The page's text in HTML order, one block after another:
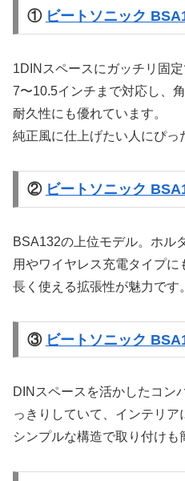
① ビートソニック
1DINスペースにガッチリ固
7〜10.5インチまで対応し、
耐久性にも優れています。
純正風に仕上げたい人にぴっ
② ビートソニック
BSA132の上位モデル。ホル
用やワイヤレス充電タイプに
長く使える拡張性が魅力です。
③ ビートソニック
DINスペースを活かしたコン
っきりしていて、インテリア
シンプルな構造で取り付けも